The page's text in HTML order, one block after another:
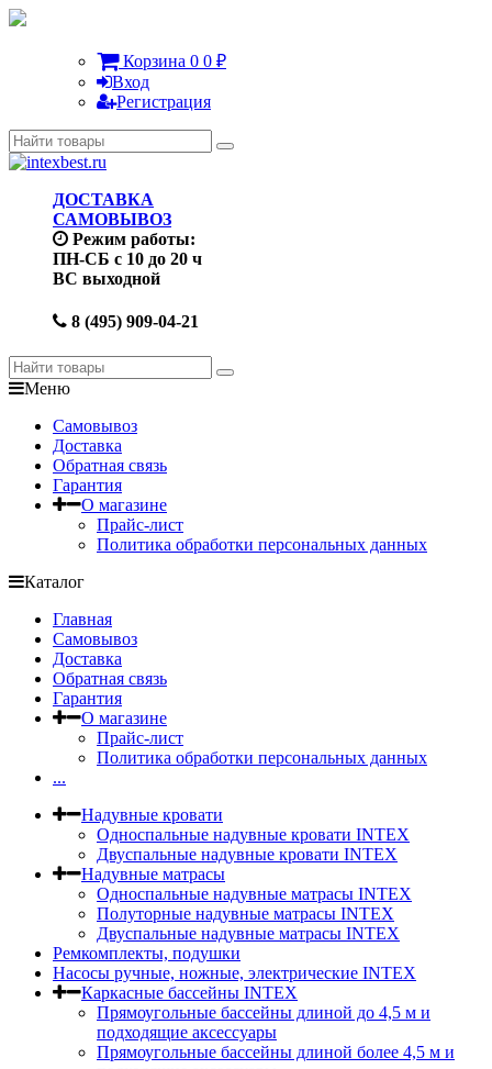
Корзина 0 0 ₽
Вход
Регистрация
ДОСТАВКА
САМОВЫВОЗ
Режим работы:
ПН-СБ с 10 до 20 ч
ВС выходной
8 (495) 909-04-21
Меню
Самовывоз
Доставка
Обратная связь
Гарантия
О магазине
Прайс-лист
Политика обработки персональных данных
Каталог
Главная
Самовывоз
Доставка
Обратная связь
Гарантия
О магазине
Прайс-лист
Политика обработки персональных данных
...
Надувные кровати
Односпальные надувные кровати INTEX
Двуспальные надувные кровати INTEX
Надувные матрасы
Односпальные надувные матрасы INTEX
Полуторные надувные матрасы INTEX
Двуспальные надувные матрасы INTEX
Ремкомплекты, подушки
Насосы ручные, ножные, электрические INTEX
Каркасные бассейны INTEX
Прямоугольные бассейны длиной до 4,5 м и
подходящие аксессуары
Прямоугольные бассейны длиной более 4,5 м и